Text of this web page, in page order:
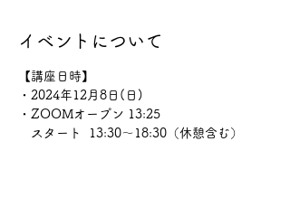
イベントについて
【講座日時】
・2024年12月8日(日)
・ZOOMオープン 13:25
スタート  13:30～18:30（休憩含む）